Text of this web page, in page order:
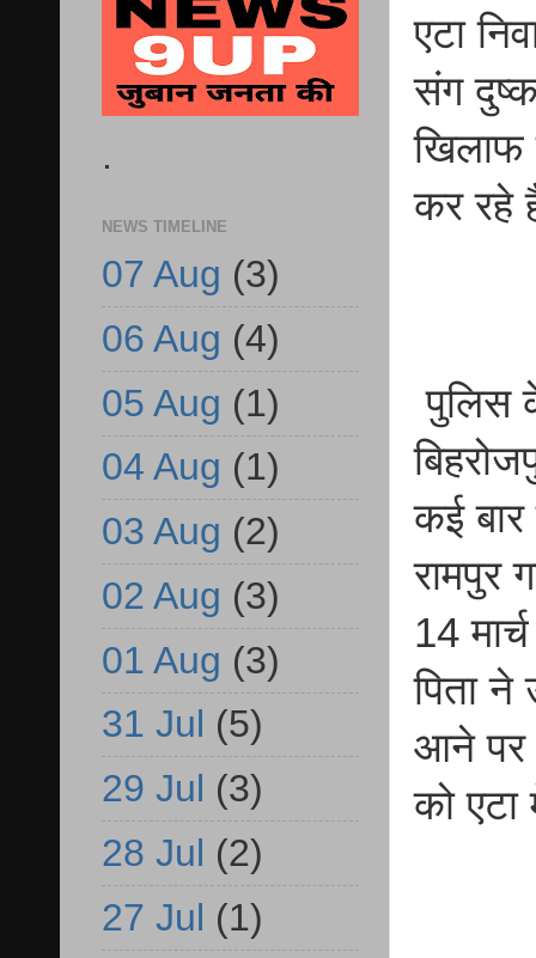
एटा
संग
खिलाफ
कर रहे
पुलिस
कई
रामपुर
14
पिता
आने पर
को एटा
.
NEWS TIMELINE
07 Aug (3)
06 Aug (4)
05 Aug (1)
04 Aug (1)
03 Aug (2)
02 Aug (3)
01 Aug (3)
31 Jul (5)
29 Jul (3)
28 Jul (2)
27 Jul (1)